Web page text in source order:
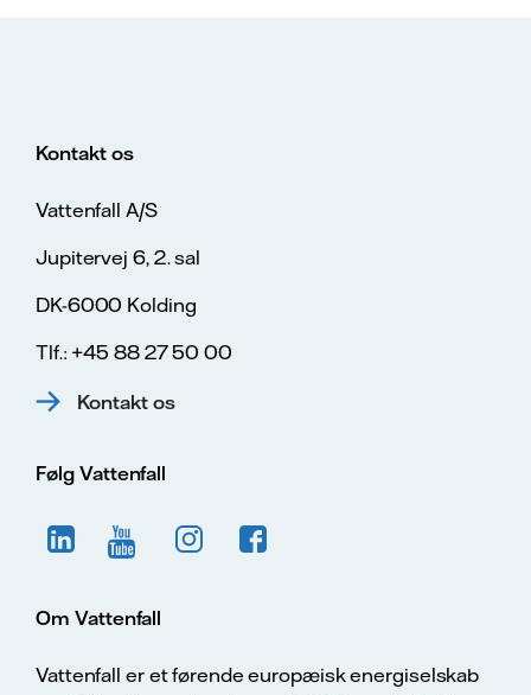
Kontakt os
Vattenfall A/S
Jupitervej 6, 2. sal
DK-6000 Kolding
Tlf.: +45 88 27 50 00
Kontakt os
Følg Vattenfall
Om Vattenfall
Vattenfall er et førende europæisk energiselskab